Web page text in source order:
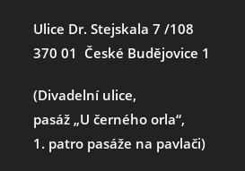
Ulice Dr. Stejskala 7 /108
370 01 České Budějovice 1
(Divadelní ulice,
pasáž „U černého orla“,
1. patro pasáže na pavlači)